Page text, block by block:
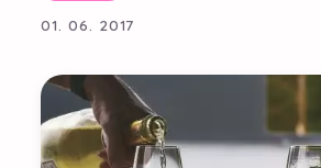
01. 06. 2017